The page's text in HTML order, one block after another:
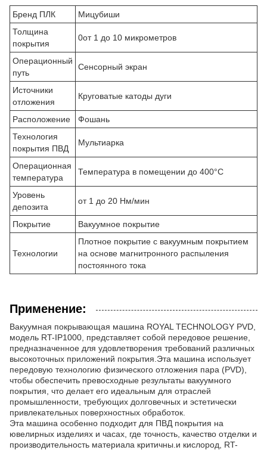
Бренд ПЛК
Мицубиши
Толщина
покрытия
0от 1 до 10 микрометров
Операционный
путь
Сенсорный экран
Источники
отложения
Круговатые катоды дуги
Расположение
Фошань
Технология
покрытия ПВД
Мультиарка
Операционная
температура
Температура в помещении до 400°C
Уровень
депозита
от 1 до 20 Нм/мин
Покрытие Вакуумное покрытие
Технологии
Плотное покрытие с вакуумным покрытием
на основе магнитронного распыления
постоянного тока
Применение:
Вакуумная покрывающая машина ROYAL TECHNOLOGY PVD,
модель RT-IP1000, представляет собой передовое решение,
предназначенное для удовлетворения требований различных
высокоточных приложений покрытия.Эта машина использует
передовую технологию физического отложения пара (PVD),
чтобы обеспечить превосходные результаты вакуумного
покрытия, что делает его идеальным для отраслей
промышленности, требующих долговечных и эстетически
привлекательных поверхностных обработок.
Эта машина особенно подходит для ПВД покрытия на
ювелирных изделиях и часах, где точность, качество отделки и
производительность материала критичны.и кислород, RT-